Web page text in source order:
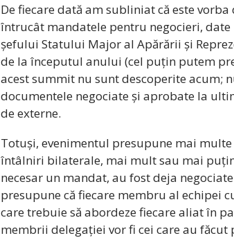
De fiecare dată am subliniat că este
întrucât mandatele pentru negocieri,
șefului Statului Major al Apărării și
de la începutul anului (cel puțin putem
acest summit nu sunt descoperite acum;
documentele negociate și aprobate la
de externe.
Totuși, evenimentul presupune mai
întâlniri bilaterale, mai mult sau mai
necesar un mandat, au fost deja
presupune că fiecare membru al echipei
care trebuie să abordeze fiecare aliat în
membrii delegației vor fi cei care au făcut